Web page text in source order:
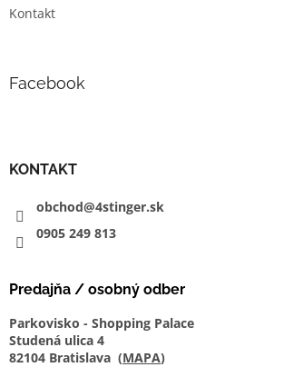
Kontakt
Facebook
KONTAKT
obchod@4stinger.sk
0905 249 813
Predajňa / osobný odber
Parkovisko - Shopping Palace
Studená ulica 4
82104 Bratislava (MAPA)